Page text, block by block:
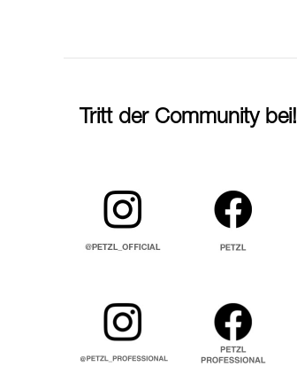
Tritt der Community bei!